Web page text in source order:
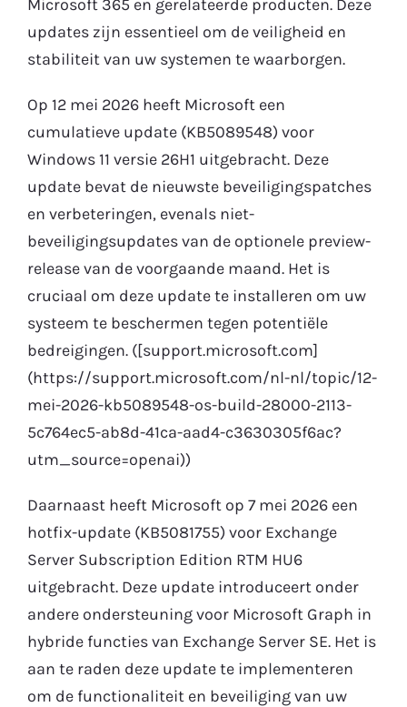
Gratis Proefperiode
Microsoft 365 en gerelateerde producten. Deze
updates zijn essentieel om de veiligheid en
stabiliteit van uw systemen te waarborgen.
Op 12 mei 2026 heeft Microsoft een
cumulatieve update (KB5089548) voor
Windows 11 versie 26H1 uitgebracht. Deze
update bevat de nieuwste beveiligingspatches
en verbeteringen, evenals niet-
beveiligingsupdates van de optionele preview-
release van de voorgaande maand. Het is
cruciaal om deze update te installeren om uw
systeem te beschermen tegen potentiële
bedreigingen. ([support.microsoft.com]
(https://support.microsoft.com/nl-nl/topic/12-
mei-2026-kb5089548-os-build-28000-2113-
5c764ec5-ab8d-41ca-aad4-c3630305f6ac?
utm_source=openai))
Daarnaast heeft Microsoft op 7 mei 2026 een
hotfix-update (KB5081755) voor Exchange
Server Subscription Edition RTM HU6
uitgebracht. Deze update introduceert onder
andere ondersteuning voor Microsoft Graph in
hybride functies van Exchange Server SE. Het is
aan te raden deze update te implementeren
om de functionaliteit en beveiliging van uw